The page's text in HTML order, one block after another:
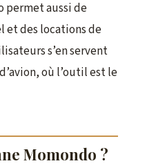
permet aussi de
et des locations de
s’en servent
où l’outil est le
Momondo ?